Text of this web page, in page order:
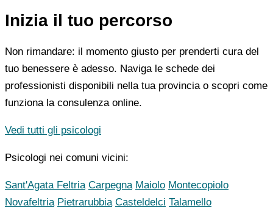
Inizia il tuo percorso
Non rimandare: il momento giusto per prenderti cura del
tuo benessere è adesso. Naviga le schede dei
professionisti disponibili nella tua provincia o scopri come
funziona la consulenza online.
Vedi tutti gli psicologi
Psicologi nei comuni vicini:
Sant'Agata Feltria Carpegna Maiolo Montecopiolo
Novafeltria Pietrarubbia Casteldelci Talamello